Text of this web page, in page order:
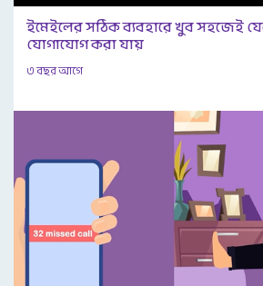
ইমেইলের সঠিক ব্যবহারে খুব সহজেই
যোগাযোগ করা যায়
৩ বছর আগে